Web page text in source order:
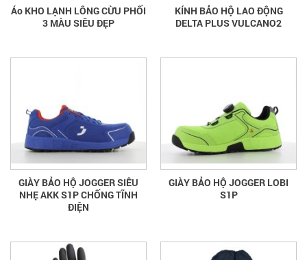
Áo KHO LẠNH LÔNG CỪU PHỐI
3 MÀU SIÊU ĐẸP
KÍNH BẢO HỘ LAO ĐỘNG
DELTA PLUS VULCANO2
GIÀY BẢO HỘ JOGGER SIÊU
NHẸ AKK S1P CHỐNG TĨNH
ĐIỆN
GIÀY BẢO HỘ JOGGER LOBI
S1P